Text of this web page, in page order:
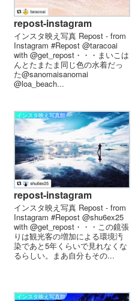
repost-instagram
インスタ映え写真 Repost - from
Instagram #Repost @taracoai
with @get_repost・・・まいこは
んとたまたま同じ色の水着だっ
た@sanomaisanomai
@loa_beach...
インスタ映え写真館
repost-instagram
インスタ映え写真 Repost - from
Instagram #Repost @shu6ex25
with @get_repost・・・この鏡張
りは観光客の増加による環境汚
染であと5年くらいで見れなくな
るらしい。まあ自分もその...
インスタ映え写真館